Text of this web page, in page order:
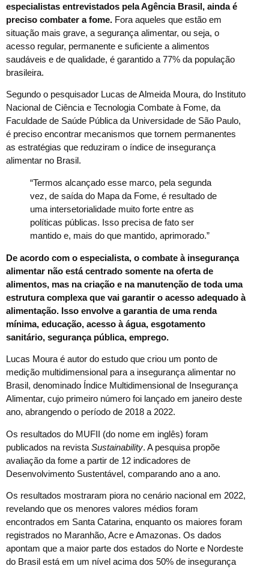
especialistas entrevistados pela Agência Brasil, ainda é
preciso combater a fome. Fora aqueles que estão em
situação mais grave, a segurança alimentar, ou seja, o
acesso regular, permanente e suficiente a alimentos
saudáveis e de qualidade, é garantido a 77% da população
brasileira.
Segundo o pesquisador Lucas de Almeida Moura, do Instituto
Nacional de Ciência e Tecnologia Combate à Fome, da
Faculdade de Saúde Pública da Universidade de São Paulo,
é preciso encontrar mecanismos que tornem permanentes
as estratégias que reduziram o índice de insegurança
alimentar no Brasil.
“Termos alcançado esse marco, pela segunda
vez, de saída do Mapa da Fome, é resultado de
uma intersetorialidade muito forte entre as
políticas públicas. Isso precisa de fato ser
mantido e, mais do que mantido, aprimorado.”
De acordo com o especialista, o combate à insegurança
alimentar não está centrado somente na oferta de
alimentos, mas na criação e na manutenção de toda uma
estrutura complexa que vai garantir o acesso adequado à
alimentação. Isso envolve a garantia de uma renda
mínima, educação, acesso à água, esgotamento
sanitário, segurança pública, emprego.
Lucas Moura é autor do estudo que criou um ponto de
medição multidimensional para a insegurança alimentar no
Brasil, denominado Índice Multidimensional de Insegurança
Alimentar, cujo primeiro número foi lançado em janeiro deste
ano, abrangendo o período de 2018 a 2022.
Os resultados do MUFII (do nome em inglês) foram
publicados na revista Sustainability. A pesquisa propõe
avaliação da fome a partir de 12 indicadores de
Desenvolvimento Sustentável, comparando ano a ano.
Os resultados mostraram piora no cenário nacional em 2022,
revelando que os menores valores médios foram
encontrados em Santa Catarina, enquanto os maiores foram
registrados no Maranhão, Acre e Amazonas. Os dados
apontam que a maior parte dos estados do Norte e Nordeste
do Brasil está em um nível acima dos 50% de insegurança